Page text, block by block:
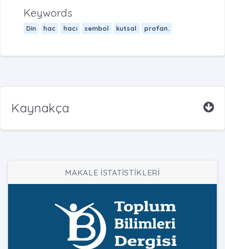
Keywords
Din hac hacı sembol kutsal profan.
Kaynakça
MAKALE İSTATİSTİKLERİ